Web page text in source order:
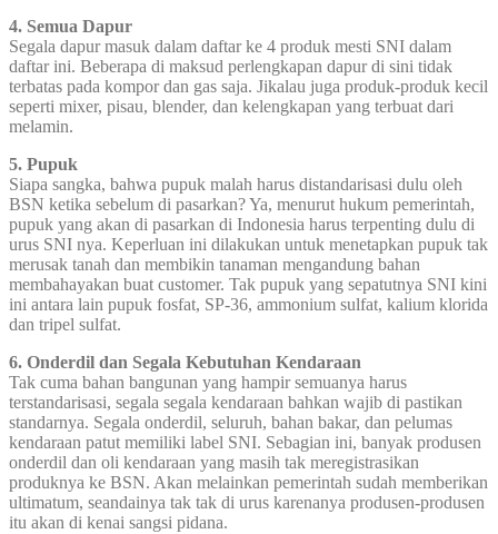
4. Semua Dapur
Segala dapur masuk dalam daftar ke 4 produk mesti SNI dalam
daftar ini. Beberapa di maksud perlengkapan dapur di sini tidak
terbatas pada kompor dan gas saja. Jikalau juga produk-produk kecil
seperti mixer, pisau, blender, dan kelengkapan yang terbuat dari
melamin.
5. Pupuk
Siapa sangka, bahwa pupuk malah harus distandarisasi dulu oleh
BSN ketika sebelum di pasarkan? Ya, menurut hukum pemerintah,
pupuk yang akan di pasarkan di Indonesia harus terpenting dulu di
urus SNI nya. Keperluan ini dilakukan untuk menetapkan pupuk tak
merusak tanah dan membikin tanaman mengandung bahan
membahayakan buat customer. Tak pupuk yang sepatutnya SNI kini
ini antara lain pupuk fosfat, SP-36, ammonium sulfat, kalium klorida
dan tripel sulfat.
6. Onderdil dan Segala Kebutuhan Kendaraan
Tak cuma bahan bangunan yang hampir semuanya harus
terstandarisasi, segala segala kendaraan bahkan wajib di pastikan
standarnya. Segala onderdil, seluruh, bahan bakar, dan pelumas
kendaraan patut memiliki label SNI. Sebagian ini, banyak produsen
onderdil dan oli kendaraan yang masih tak meregistrasikan
produknya ke BSN. Akan melainkan pemerintah sudah memberikan
ultimatum, seandainya tak tak di urus karenanya produsen-produsen
itu akan di kenai sangsi pidana.